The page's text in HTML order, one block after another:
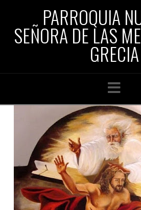
PARROQUIA
SEÑORA DE LAS
GRECIA